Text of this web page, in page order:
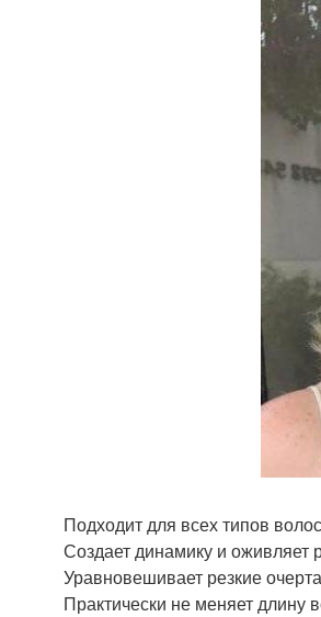
Подходит для всех типов
Создает динамику и оживляет
Уравновешивает резкие
Практически не меняет длину